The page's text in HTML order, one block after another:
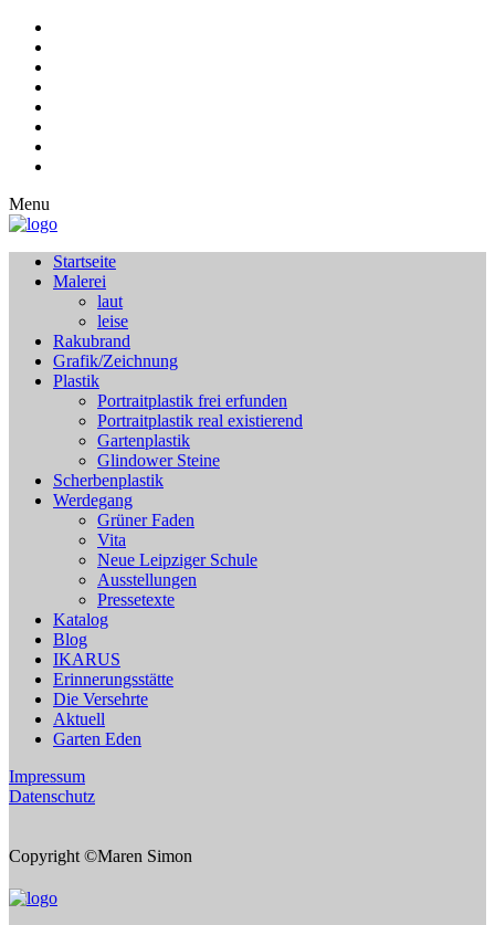
Menu
Startseite
Malerei
laut
leise
Rakubrand
Grafik/Zeichnung
Plastik
Portraitplastik frei erfunden
Portraitplastik real existierend
Gartenplastik
Glindower Steine
Scherbenplastik
Werdegang
Grüner Faden
Vita
Neue Leipziger Schule
Ausstellungen
Pressetexte
Katalog
Blog
IKARUS
Erinnerungsstätte
Die Versehrte
Aktuell
Garten Eden
Impressum
Datenschutz
Copyright ©Maren Simon